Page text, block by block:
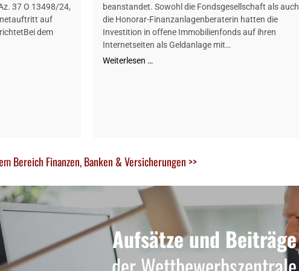
37 O 13498/24,
auf
dem
beanstandet. Sowohl die Fondsgesellschaft als auch
die Honorar-Finanzanlagenberaterin hatten die
Investition in offene Immobilienfonds auf ihren
Internetseiten als Geldanlage mit…
Weiterlesen …
Bereich Finanzen, Banken & Versicherungen >>
Aufsätze und Beiträge